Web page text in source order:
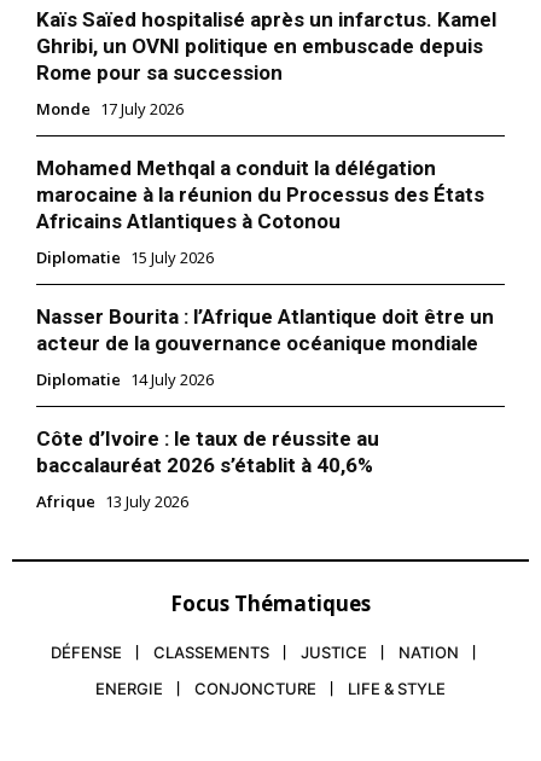
Kaïs Saïed hospitalisé après un infarctus. Kamel
Ghribi, un OVNI politique en embuscade depuis
Rome pour sa succession
Monde 17 July 2026
Mohamed Methqal a conduit la délégation
marocaine à la réunion du Processus des États
Africains Atlantiques à Cotonou
Diplomatie 15 July 2026
Nasser Bourita : l’Afrique Atlantique doit être un
acteur de la gouvernance océanique mondiale
Diplomatie 14 July 2026
Côte d’Ivoire : le taux de réussite au
baccalauréat 2026 s’établit à 40,6%
Afrique 13 July 2026
Focus Thématiques
DÉFENSE CLASSEMENTS JUSTICE
NATION
ENERGIE
CONJONCTURE LIFE & STYLE